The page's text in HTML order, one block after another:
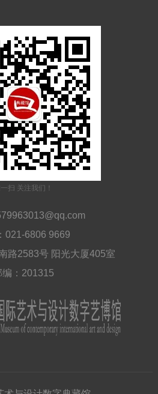
扫 关注我们！
021-6806 9669
路2583号 阳光大厦405室
编：201315